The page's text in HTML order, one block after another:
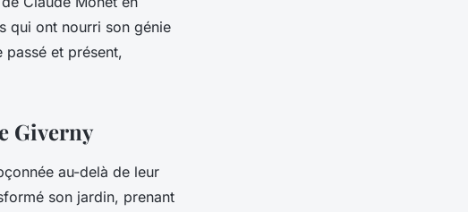
qui ont nourri son génie
et présent,
Giverny
au-delà de leur
son jardin, prenant